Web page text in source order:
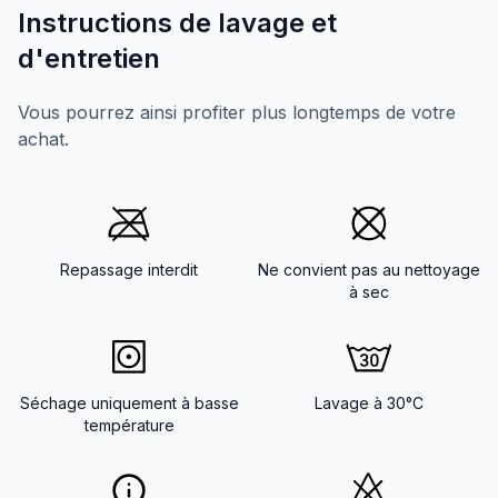
Instructions de lavage et
d'entretien
Vous pourrez ainsi profiter plus longtemps de votre
achat.
Repassage interdit
Ne convient pas au nettoyage
à sec
Séchage uniquement à basse
température
Lavage à 30°C